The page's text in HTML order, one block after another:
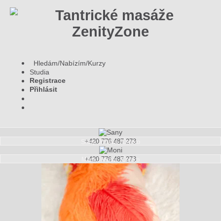
Hledám/Nabízím/Kurzy
Studia
Registrace
Přihlásit
Sany Jihlava, Česko
+420 776 487 273
Moni Jihlava, Česko
+420 776 487 273